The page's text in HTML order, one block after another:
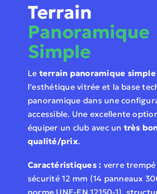
Terrain
Panoramique
Simple
Le terrain panoramique simple
l’esthétique vitrée et la base
panoramique dans une
accessible. Une excellente
équiper un club avec un très
qualité/prix.
Caractéristiques : verre trempé
sécurité 12 mm (14 panneaux
norme UNE-EN 12150-1),